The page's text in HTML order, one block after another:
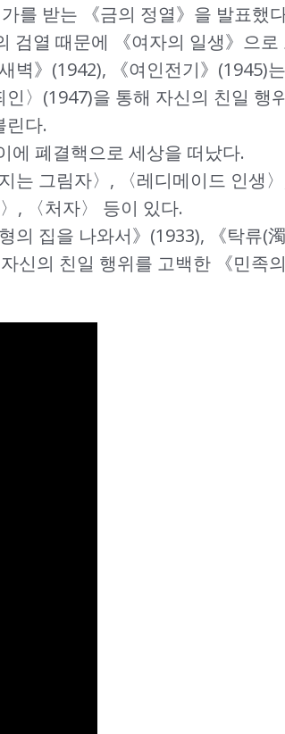
를 받는 《금의 정열》을 발표했
검열 때문에 《여자의 일생》으로
벽》(1942), 《여인전기》(1945)
〉(1947)을 통해 자신의 친일 행
린다.
에 폐결핵으로 세상을 떠났다.
는 그림자〉, 〈레디메이드 인생
, 〈처자〉 등이 있다.
의 집을 나와서》(1933), 《탁류(
신의 친일 행위를 고백한 《민족